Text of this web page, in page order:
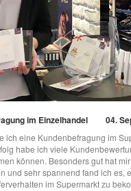
im Einzelhandel 04.
ich eine Kundenbefragung im
habe ich viele
können. Besonders gut hat
und sehr spannend fand ich es,
im Supermarkt zu